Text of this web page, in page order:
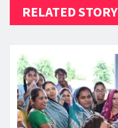
RELATED STORY